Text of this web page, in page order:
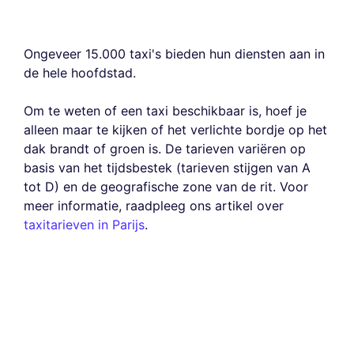
Ongeveer 15.000 taxi's bieden hun diensten aan in
de hele hoofdstad.
Om te weten of een taxi beschikbaar is, hoef je
alleen maar te kijken of het verlichte bordje op het
dak brandt of groen is. De tarieven variëren op
basis van het tijdsbestek (tarieven stijgen van A
tot D) en de geografische zone van de rit. Voor
meer informatie, raadpleeg ons artikel over
taxitarieven in Parijs.